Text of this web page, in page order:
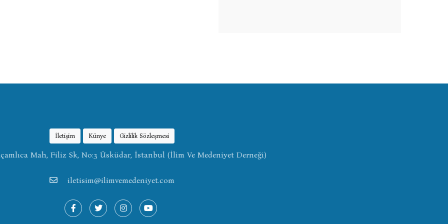
İletişim Künye Gizlilik Sözleşmesi
Mah, Filiz Sk, No:3 Üsküdar, İstanbul (İlim Ve Medeniyet Derneği)
iletisim@ilimvemedeniyet.com